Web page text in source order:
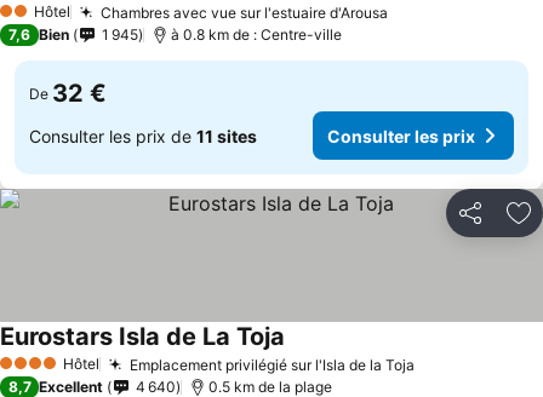
2 Étoiles
Hôtel Chambres avec vue sur l'estuaire d'Arousa
7,6 Bien 1 945 à 0.8 km de : Centre-ville
De 32 €
Consulter les prix de 11 sites Consulter les prix
Partager
4 Étoiles Hôtel Emplacement privilégié sur l'Isla de la Toja
Eurostars Isla de La Toja
8,7 Excellent 4 640 0.5 km de la plage